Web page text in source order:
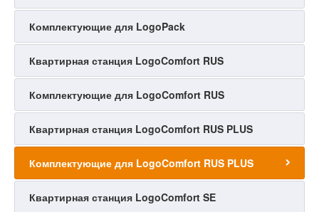
Комплектующие для LogoPack
Квартирная станция LogoComfort RUS
Комплектующие для LogoComfort RUS
Квартирная станция LogoComfort RUS PLUS
Комплектующие для LogoComfort RUS PLUS
Квартирная станция LogoComfort SE